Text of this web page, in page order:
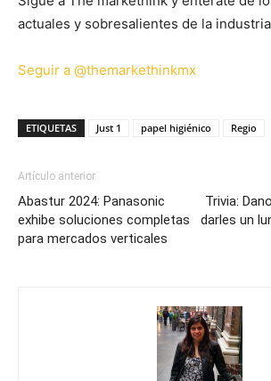
actuales y sobresalientes de la industria
Seguir a @themarkethinkmx
ETIQUETAS Just 1 papel higiénico Regio
Artículo anterior
Abastur 2024: Panasonic
exhibe soluciones completas
para mercados verticales
Trivia:
darles un